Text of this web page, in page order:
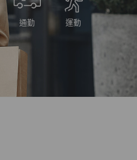
通勤 運動